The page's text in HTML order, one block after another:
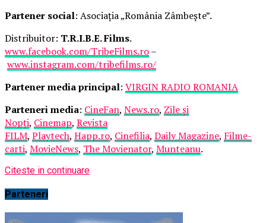
Partener social: Asociația „România Zâmbește”.
Distribuitor: T.R.I.B.E. Films.
www.facebook.com/TribeFilms.ro–
www.instagram.com/tribefilms.ro/
Partener media principal: VIRGIN RADIO ROMANIA
Parteneri media: CineFan, News.ro, Zile și
Nopți, Cinemap, Revista
FILM, Playtech, Happ.ro, Cinefilia, Daily Magazine, Filme-
carti, MovieNews, The Movienator, Munteanu.
Citeste in continuare
Parteneri